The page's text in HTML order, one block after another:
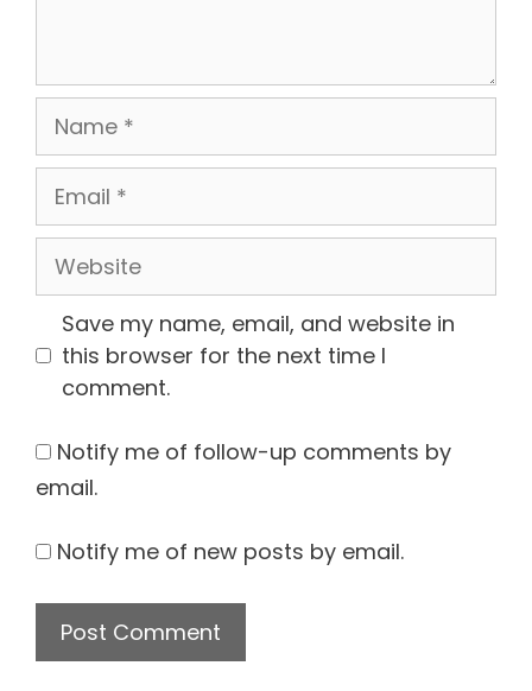
Name
Email
Website
Save my name, email, and website in
this browser for the next time I
comment.
Notify me of follow-up comments by
email.
Notify me of new posts by email.